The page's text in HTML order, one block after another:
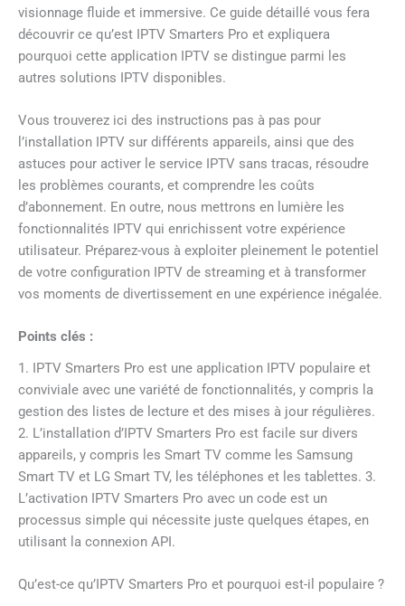
visionnage fluide et immersive. Ce guide détaillé vous fera
découvrir ce qu’est IPTV Smarters Pro et expliquera
pourquoi cette application IPTV se distingue parmi les
autres solutions IPTV disponibles.
Vous trouverez ici des instructions pas à pas pour
l’installation IPTV sur différents appareils, ainsi que des
astuces pour activer le service IPTV sans tracas, résoudre
les problèmes courants, et comprendre les coûts
d’abonnement. En outre, nous mettrons en lumière les
fonctionnalités IPTV qui enrichissent votre expérience
utilisateur. Préparez-vous à exploiter pleinement le potentiel
de votre configuration IPTV de streaming et à transformer
vos moments de divertissement en une expérience inégalée.
Points clés :
1. IPTV Smarters Pro est une application IPTV populaire et
conviviale avec une variété de fonctionnalités, y compris la
gestion des listes de lecture et des mises à jour régulières.
2. L’installation d’IPTV Smarters Pro est facile sur divers
appareils, y compris les Smart TV comme les Samsung
Smart TV et LG Smart TV, les téléphones et les tablettes. 3.
L’activation IPTV Smarters Pro avec un code est un
processus simple qui nécessite juste quelques étapes, en
utilisant la connexion API.
Qu’est-ce qu’IPTV Smarters Pro et pourquoi est-il populaire ?